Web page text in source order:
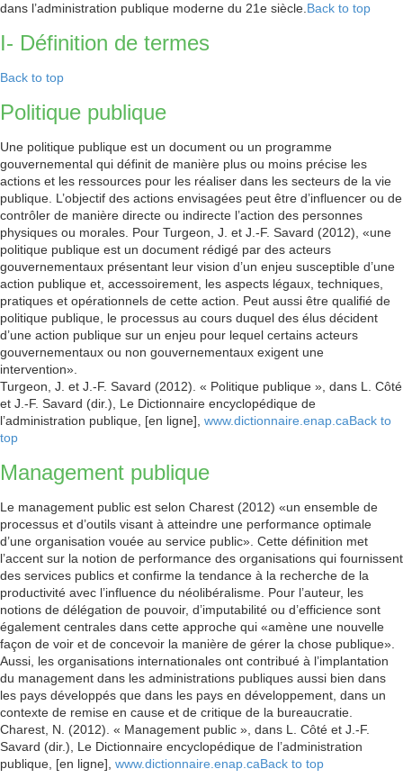
dans l’administration publique moderne du 21e siècle. Back to top
I- Définition de termes
Back to top
Politique publique
Une politique publique est un document ou un programme
gouvernemental qui définit de manière plus ou moins précise les
actions et les ressources pour les réaliser dans les secteurs de la vie
publique. L’objectif des actions envisagées peut être d’influencer ou de
contrôler de manière directe ou indirecte l’action des personnes
physiques ou morales. Pour Turgeon, J. et J.-F. Savard (2012), «une
politique publique est un document rédigé par des acteurs
gouvernementaux présentant leur vision d’un enjeu susceptible d’une
action publique et, accessoirement, les aspects légaux, techniques,
pratiques et opérationnels de cette action. Peut aussi être qualifié de
politique publique, le processus au cours duquel des élus décident
d’une action publique sur un enjeu pour lequel certains acteurs
gouvernementaux ou non gouvernementaux exigent une
intervention».
Turgeon, J. et J.-F. Savard (2012). « Politique publique », dans L. Côté
et J.-F. Savard (dir.), Le Dictionnaire encyclopédique de
l’administration publique, [en ligne], www.dictionnaire.enap.caBack to
top
Management publique
Le management public est selon Charest (2012) «un ensemble de
processus et d’outils visant à atteindre une performance optimale
d’une organisation vouée au service public». Cette définition met
l’accent sur la notion de performance des organisations qui fournissent
des services publics et confirme la tendance à la recherche de la
productivité avec l’influence du néolibéralisme. Pour l’auteur, les
notions de délégation de pouvoir, d’imputabilité ou d’efficience sont
également centrales dans cette approche qui «amène une nouvelle
façon de voir et de concevoir la manière de gérer la chose publique».
Aussi, les organisations internationales ont contribué à l’implantation
du management dans les administrations publiques aussi bien dans
les pays développés que dans les pays en développement, dans un
contexte de remise en cause et de critique de la bureaucratie.
Charest, N. (2012). « Management public », dans L. Côté et J.-F.
Savard (dir.), Le Dictionnaire encyclopédique de l’administration
publique, [en ligne], www.dictionnaire.enap.caBack to top